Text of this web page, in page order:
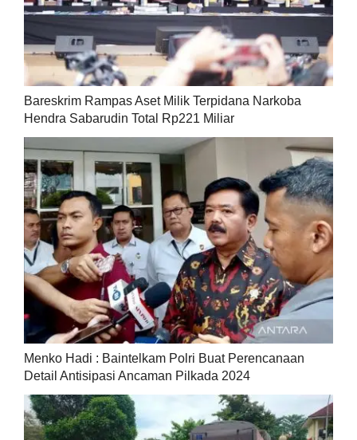
Bareskrim Rampas Aset Milik Terpidana Narkoba
Hendra Sabarudin Total Rp221 Miliar
Menko Hadi : Baintelkam Polri Buat Perencanaan
Detail Antisipasi Ancaman Pilkada 2024